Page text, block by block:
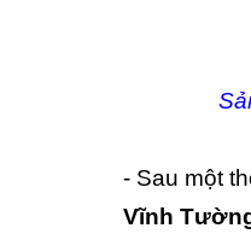
- Sau một
Vĩnh